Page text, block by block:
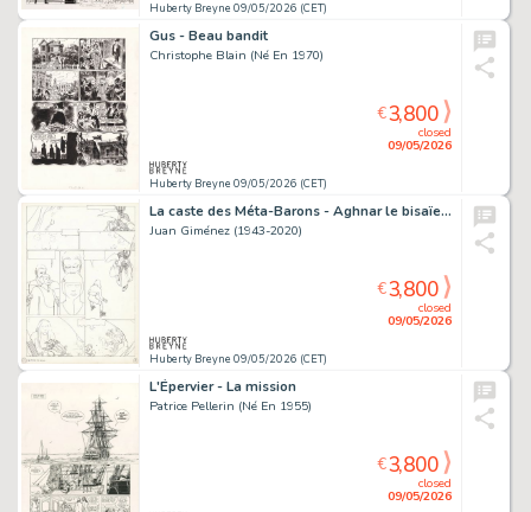
Huberty Breyne 09/05/2026 (CET)
Gus - Beau bandit
Christophe Blain (Né En 1970)
Huberty Breyne 09/05/2026 (CET)
closed
09/05/2026
€3,800
La caste des Méta-Barons - Aghnar le bisaïeul
Juan Giménez (1943-2020)
Huberty Breyne 09/05/2026 (CET)
closed
09/05/2026
€3,800
L'Épervier - La mission
Patrice Pellerin (Né En 1955)
closed
09/05/2026
€3,800